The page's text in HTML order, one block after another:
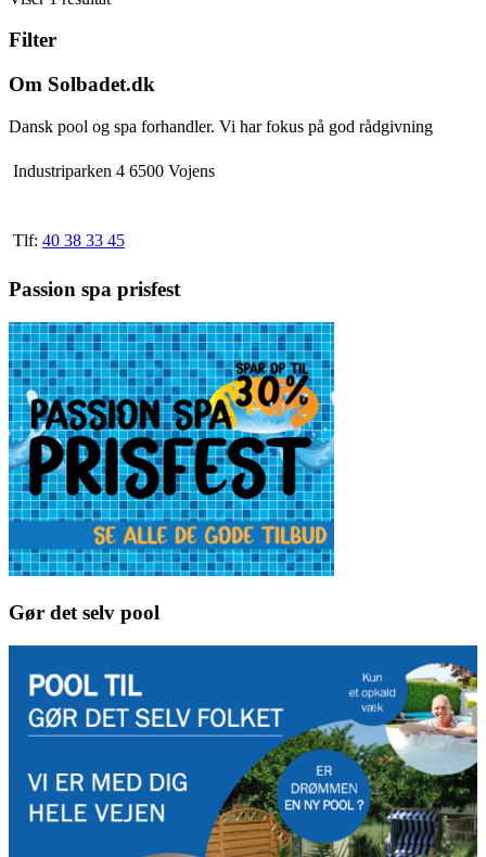
flere
Mulighederne
kan
vælges
på
Filter
Om Solbadet.dk
Dansk pool og spa forhandler. Vi har fokus på god rådgivning
Industriparken 4 6500 Vojens
Tlf: 40 38 33 45
Passion spa prisfest
Gør det selv pool